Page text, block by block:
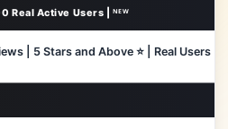
Real Active Users | ᴺᴱᵂ
| 5 Stars and Above ⭐ | Real Users |